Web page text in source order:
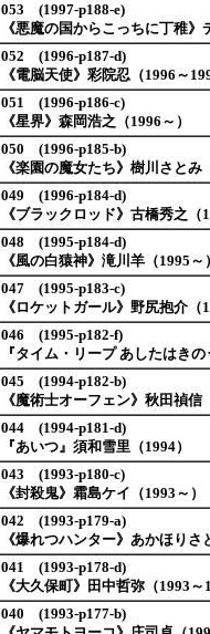
053 (1997-p188-e)
《悪魔の国からこっちに丁稚
052 (1996-p187-d)
《電脳天使》彩院忍（1996～
051 (1996-p186-c)
《星界》森岡浩之（1996～）
050 (1996-p185-b)
《楽園の魔女たち》樹川さとみ
049 (1996-p184-d)
《ブラックロッド》古橋秀之（
048 (1995-p184-d)
《風の白猿神》滝川羊（1995～
047 (1995-p183-c)
《ロケットガール》野尻抱介（
046 (1995-p182-f)
『タイム・リープ あしたはき
045 (1994-p182-b)
《魔術士オーフェン》秋田禎信
044 (1994-p181-d)
『あいつ』須和雪里（1994）
043 (1993-p180-c)
《封殺鬼》霜島ケイ（1993～）
042 (1993-p179-a)
《爆れつハンター》あかほりさ
041 (1993-p178-d)
《大久保町》田中哲弥（1993～
040 (1993-p177-b)